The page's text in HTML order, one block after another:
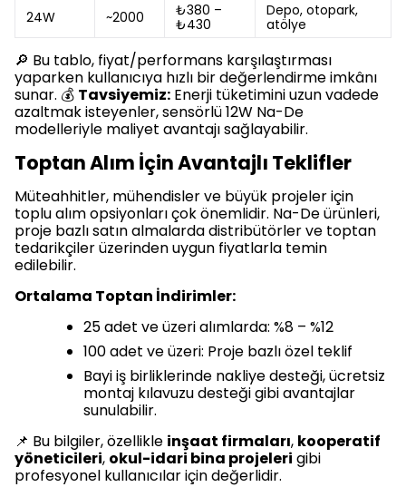
24W ~2000
₺380 –
₺430
Depo, otopark,
atölye
🔎 Bu tablo, fiyat/performans karşılaştırması
yaparken kullanıcıya hızlı bir değerlendirme imkânı
sunar. 💰 Tavsiyemiz: Enerji tüketimini uzun vadede
azaltmak isteyenler, sensörlü 12W Na-De
modelleriyle maliyet avantajı sağlayabilir.
Toptan Alım İçin Avantajlı Teklifler
Müteahhitler, mühendisler ve büyük projeler için
toplu alım opsiyonları çok önemlidir. Na-De ürünleri,
proje bazlı satın almalarda distribütörler ve toptan
tedarikçiler üzerinden uygun fiyatlarla temin
edilebilir.
Ortalama Toptan İndirimler:
25 adet ve üzeri alımlarda: %8 – %12
100 adet ve üzeri: Proje bazlı özel teklif
Bayi iş birliklerinde nakliye desteği, ücretsiz
montaj kılavuzu desteği gibi avantajlar
sunulabilir.
📌 Bu bilgiler, özellikle inşaat firmaları, kooperatif
yöneticileri, okul-idari bina projeleri gibi
profesyonel kullanıcılar için değerlidir.